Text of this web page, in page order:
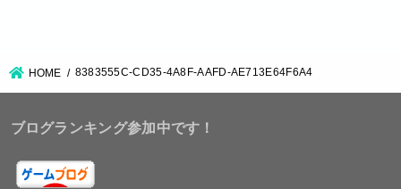
HOME 8383555C-CD35-4A8F-AAFD-AE713E64F6A4
ブログランキング参加中です！